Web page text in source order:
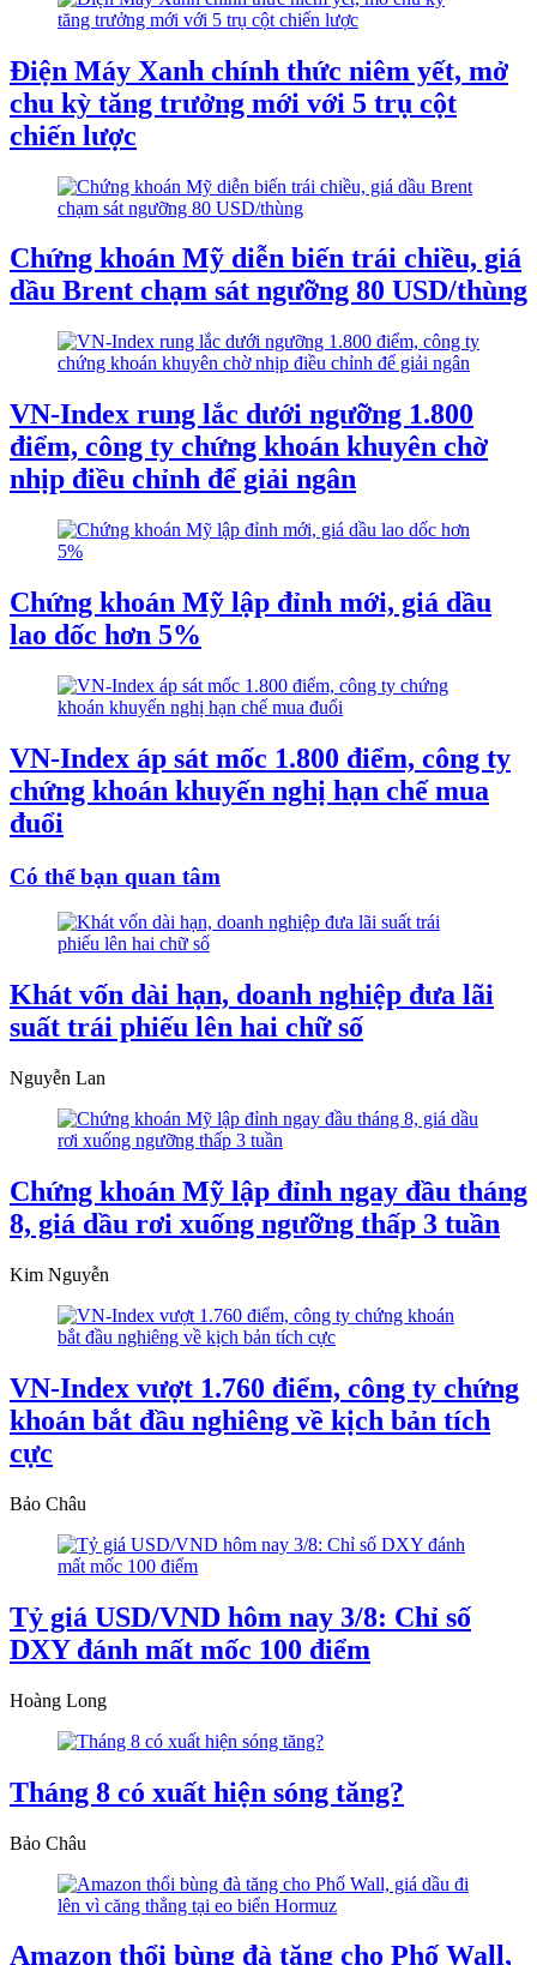
Điện Máy Xanh chính thức niêm yết, mở
chu kỳ tăng trưởng mới với 5 trụ cột
chiến lược
Chứng khoán Mỹ diễn biến trái chiều, giá
dầu Brent chạm sát ngưỡng 80 USD/thùng
VN-Index rung lắc dưới ngưỡng 1.800
điểm, công ty chứng khoán khuyên chờ
nhịp điều chỉnh để giải ngân
Chứng khoán Mỹ lập đỉnh mới, giá dầu
lao dốc hơn 5%
VN-Index áp sát mốc 1.800 điểm, công ty
chứng khoán khuyến nghị hạn chế mua
đuổi
Có thể bạn quan tâm
Khát vốn dài hạn, doanh nghiệp đưa lãi
suất trái phiếu lên hai chữ số
Nguyễn Lan
Chứng khoán Mỹ lập đỉnh ngay đầu tháng
8, giá dầu rơi xuống ngưỡng thấp 3 tuần
Kim Nguyễn
VN-Index vượt 1.760 điểm, công ty chứng
khoán bắt đầu nghiêng về kịch bản tích
cực
Bảo Châu
Tỷ giá USD/VND hôm nay 3/8: Chỉ số
DXY đánh mất mốc 100 điểm
Hoàng Long
Tháng 8 có xuất hiện sóng tăng?
Bảo Châu
Amazon thổi bùng đà tăng cho Phố Wall,